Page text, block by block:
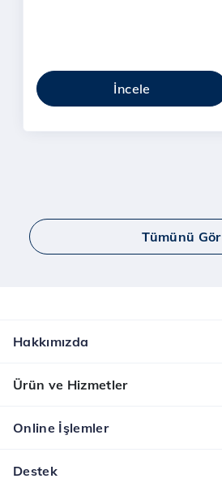
İncele
Tümünü Gör
Hakkımızda
Ürün ve Hizmetler
Online İşlemler
Destek